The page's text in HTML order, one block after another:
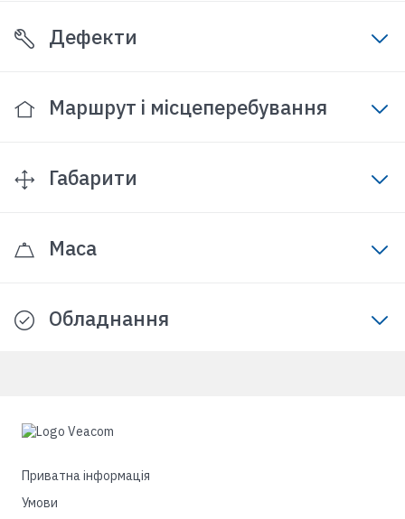
Дефекти
Маршрут і місцеперебування
Габарити
Маса
Обладнання
Приватна інформація
Умови